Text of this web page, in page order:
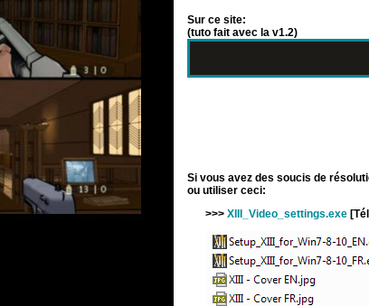
Sur ce site:
(tuto fait avec la v1.2)
Si vous avez des soucis de
ou utiliser ceci:
>>> XIII_Video_settings.exe